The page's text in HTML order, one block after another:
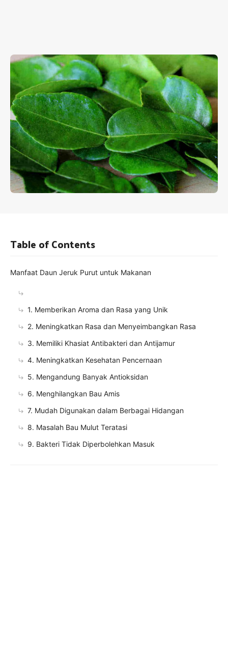
Table of Contents
Manfaat Daun Jeruk Purut untuk Makanan
1. Memberikan Aroma dan Rasa yang Unik
2. Meningkatkan Rasa dan Menyeimbangkan Rasa
3. Memiliki Khasiat Antibakteri dan Antijamur
4. Meningkatkan Kesehatan Pencernaan
5. Mengandung Banyak Antioksidan
6. Menghilangkan Bau Amis
7. Mudah Digunakan dalam Berbagai Hidangan
8. Masalah Bau Mulut Teratasi
9. Bakteri Tidak Diperbolehkan Masuk